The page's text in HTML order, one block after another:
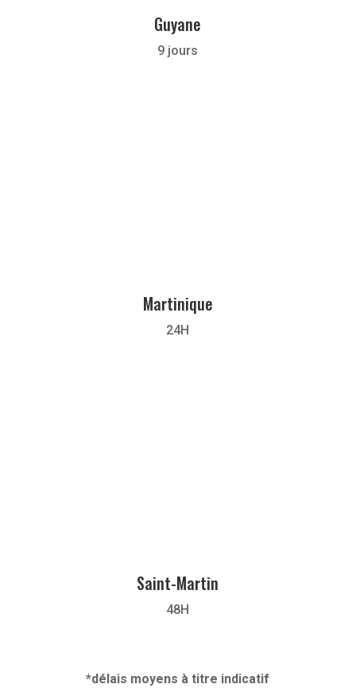
Guyane
9 jours
Martinique
24H
Saint-Martin
48H
*délais moyens à titre indicatif